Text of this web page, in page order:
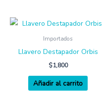
Importados
Llavero Destapador Orbis
$1,800
Añadir al carrito